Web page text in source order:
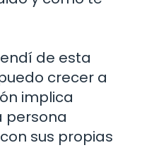
de esta
crecer a
implica
persona
sus propias